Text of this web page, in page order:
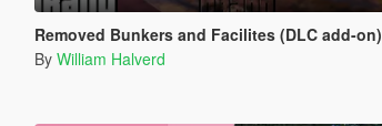
Removed Bunkers and Facilites (DLC add-on)
By William Halverd